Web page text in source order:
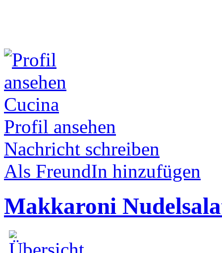
Cucina
Profil ansehen
Nachricht schreiben
Als FreundIn hinzufügen
Makkaroni